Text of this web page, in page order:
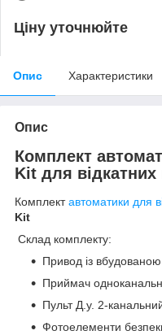
Ціну уточнюйте
Опис Характеристики
Опис
Комплект
Kit для відкатних
Комплектавтоматики для
Kit
Склад комплекту:
Привод із
Приймач
Пульт Д.у. 2-
Фотоелементи